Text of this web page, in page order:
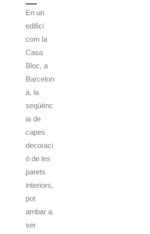
En un
edifici
com la
Casa
Bloc, a
Barcelon
a, la
seqüènc
ia de
capes
decoraci
ó de les
parets
interiors,
pot
arribar a
ser